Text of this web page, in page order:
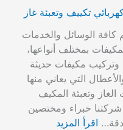
كافة الوسائل والخدمات
بمختلف أنواعها،
وتركيب مكيفات حديثة
التي يعاني منها
وتعبئة المكيف
شركتنا خبراء ومختصين
اقرأ المزيد